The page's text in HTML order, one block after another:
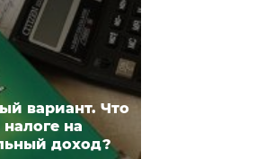
вариант. Что
на
доход?